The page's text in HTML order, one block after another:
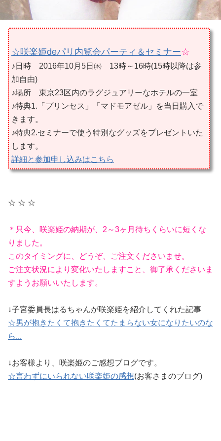
☆咲楽姫deパリ内覧会パーティ＆セミナー☆
♪日時 2016年10月5日㈭ 13時～16時(15時以降は参
加自由)
♪場所 東京23区内のラグジュアリーなホテルの一室
♪特典1.「プリンセス」「マドモアゼル」を当日購入で
きます。
♪特典2.セミナーで使う特別なグッズをプレゼントいた
します。
詳細と参加申し込みはこちら
☆ ☆ ☆
＊只今、咲楽姫の納期が、2～3ヶ月待ちくらいに短くな
りました。
このタイミングに、どうぞ、ご注文くださいませ。
ご注文状況により変化いたしますこと、御了承くださいま
すようお願いいたします。
↓子宮委員長はるちゃんが咲楽姫を紹介してくれた記事
☆男が抱きたくて抱きたくてたまらない女になりたいのな
ら...
↓お客様より、咲楽姫のご感想ブログです。
☆言わずにいられない咲楽姫の感想(お客さまのブログ)